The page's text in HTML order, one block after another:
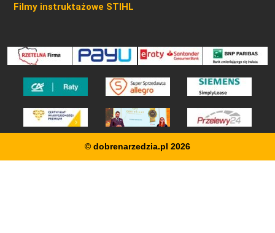
Filmy instruktażowe STIHL
© dobrenarzedzia.pl 2026